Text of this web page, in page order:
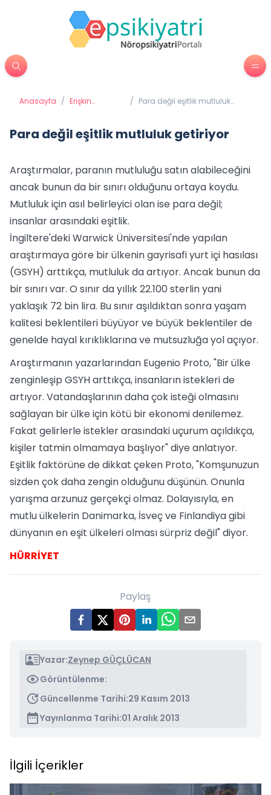
Anasayfa / Erişkin
/ Para değil eşitlik mutluluk
Para değil eşitlik mutluluk getiriyor
Araştırmalar, paranın mutluluğu satın alabileceğini
ancak bunun da bir sınırı olduğunu ortaya koydu.
Mutluluk için asıl belirleyici olan ise para değil;
insanlar arasındaki eşitlik.
İngiltere'deki Warwick Üniversitesi'nde yapılan
araştırmaya göre bir ülkenin gayrisafi yurt içi hasılası
(GSYH) arttıkça, mutluluk da artıyor. Ancak bunun da
bir sınırı var. O sınır da yıllık 22.100 sterlin yani
yaklaşık 72 bin lira. Bu sınır aşıldıktan sonra yaşam
kalitesi beklentileri büyüyor ve büyük beklentiler de
genelde hayal kırıklıklarına ve mutsuzluğa yol açıyor.
Araştırmanın yazarlarından Eugenio Proto, "Bir ülke
zenginleşip GSYH arttıkça, insanların istekleri de
artıyor. Vatandaşlarının daha çok isteği olmasını
sağlayan bir ülke için kötü bir ekonomi denilemez.
Fakat gelirlerle istekler arasındaki uçurum açıldıkça,
kişiler tatmin olmamaya başlıyor" diye anlatıyor.
Eşitlik faktörüne de dikkat çeken Proto, "Komşunuzun
sizden çok daha zengin olduğunu düşünün. Onunla
yarışma arzunuz gerçekçi olmaz. Dolayısıyla, en
mutlu ülkelerin Danimarka, İsveç ve Finlandiya gibi
dünyanın en eşit ülkeleri olması sürpriz değil" diyor.
HÜRRİYET
Paylaş
Yazar:Zeynep GÜÇLÜCAN
Görüntülenme:
Güncellenme Tarihi:29 Kasım 2013
Yayınlanma Tarihi:01 Aralık 2013
İlgili İçerikler